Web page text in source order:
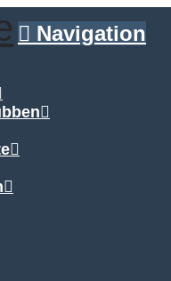
Navigation